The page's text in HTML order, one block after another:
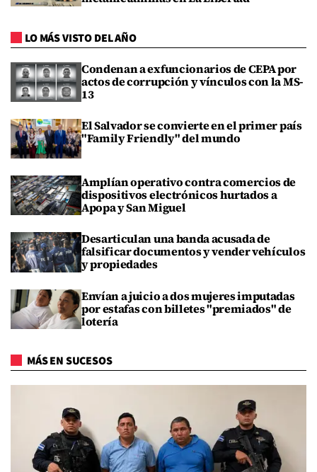
LO MÁS VISTO DEL AÑO
Condenan a exfuncionarios de CEPA por
actos de corrupción y vínculos con la MS-
13
El Salvador se convierte en el primer país
"Family Friendly" del mundo
Amplían operativo contra comercios de
dispositivos electrónicos hurtados a
Apopa y San Miguel
Desarticulan una banda acusada de
falsificar documentos y vender vehículos
y propiedades
Envían a juicio a dos mujeres imputadas
por estafas con billetes "premiados" de
lotería
MÁS EN SUCESOS